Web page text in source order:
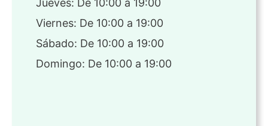
Viernes: De 10:00 a 19:00
Sábado: De 10:00 a 19:00
Domingo: De 10:00 a 19:00